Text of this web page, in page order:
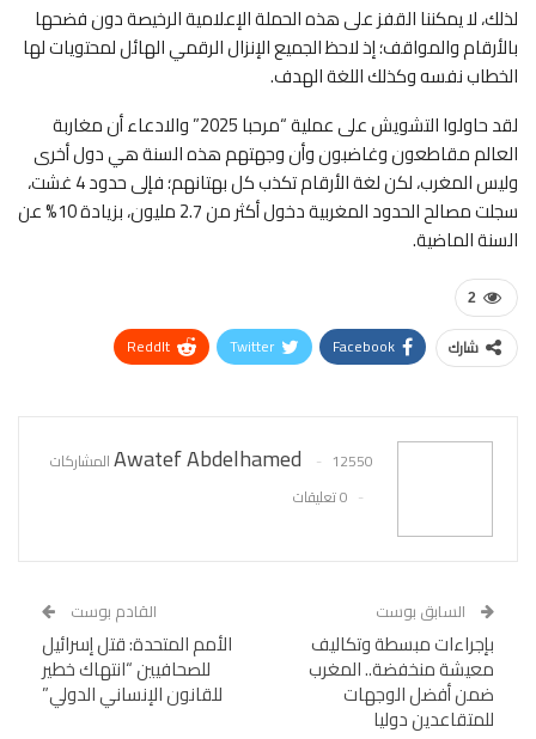
لذلك، لا يمكننا القفز على هذه الحملة الإعلامية الرخيصة دون فضحها
بالأرقام والمواقف؛ إذ لاحظ الجميع الإنزال الرقمي الهائل لمحتويات لها
الخطاب نفسه وكذلك اللغة الهدف.
لقد حاولوا التشويش على عملية “مرحبا 2025” والادعاء أن مغاربة
العالم مقاطعون وغاضبون وأن وجهتهم هذه السنة هي دول أخرى
وليس المغرب، لكن لغة الأرقام تكذب كل بهتانهم؛ فإلى حدود 4 غشت،
سجلت مصالح الحدود المغربية دخول أكثر من 2.7 مليون، بزيادة 10% عن
السنة الماضية.
2
شارك Facebook
Twitter
ReddIt
Awatef Abdelhamed
12550 المشاركات
0 تعليقات
السابق بوست
بإجراءات مبسطة وتكاليف
معيشة منخفضة.. المغرب
ضمن أفضل الوجهات
للمتقاعدين دوليا
القادم بوست
الأمم المتحدة: قتل إسرائيل
للصحافيين “انتهاك خطير
للقانون الإنساني الدولي”